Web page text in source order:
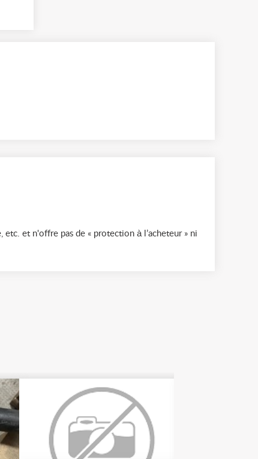
etc. et n'offre pas de « protection à l’acheteur » ni